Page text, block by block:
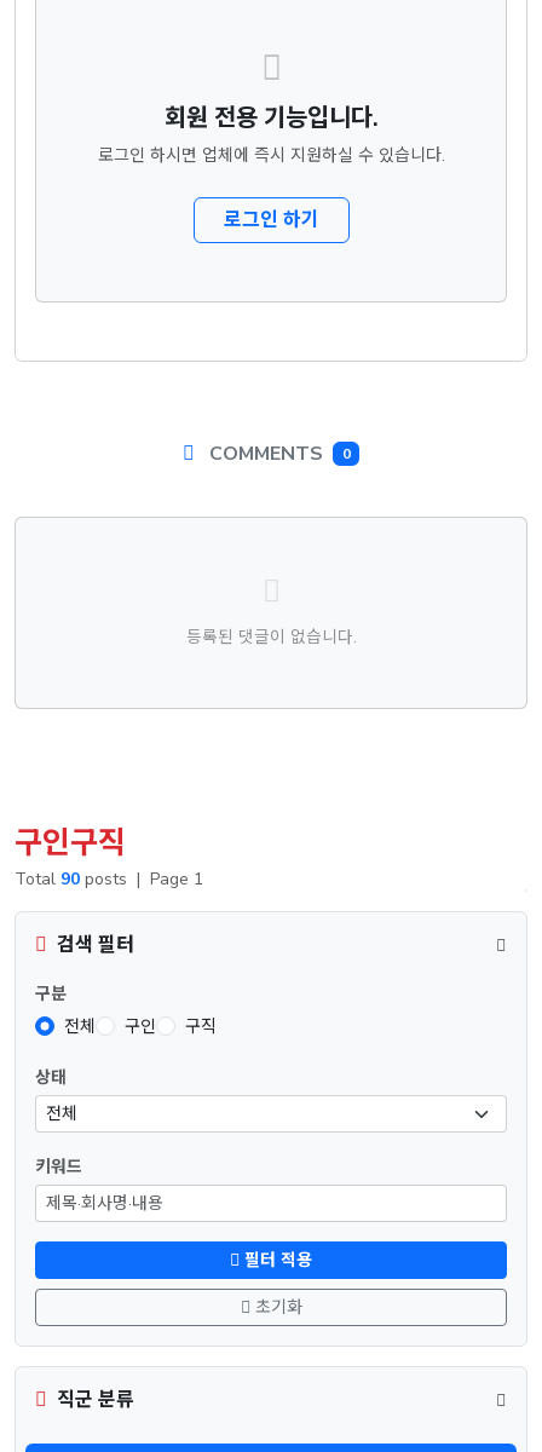
회원 전용 기능입니다.
로그인 하시면 업체에 즉시 지원하실 수 있습니다.
로그인 하기
COMMENTS 0
댓글목록
등록된 댓글이 없습니다.
구인구직
Total 90 posts | Page 1
검색 필터
구분
전체
구인 구직
상태
키워드
필터 적용
초기화
직군 분류